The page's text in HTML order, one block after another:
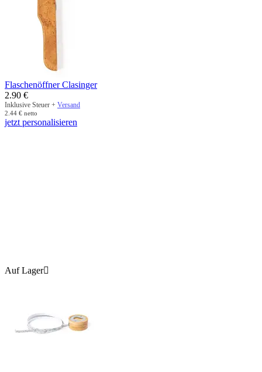
Flaschenöffner Clasinger
2.90 €
Inklusive Steuer + Versand
2.44 € netto
jetzt personalisieren
Auf Lager